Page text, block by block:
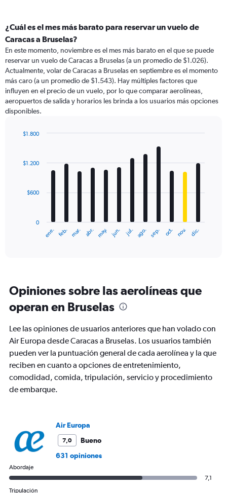
¿Cuál es el mes más barato para reservar un vuelo de
Caracas a Bruselas?
En este momento, noviembre es el mes más barato en el que se puede
reservar un vuelo de Caracas a Bruselas (a un promedio de $1.026).
Actualmente, volar de Caracas a Bruselas en septiembre es el momento
más caro (a un promedio de $1.543). Hay múltiples factores que
influyen en el precio de un vuelo, por lo que comparar aerolíneas,
aeropuertos de salida y horarios les brinda a los usuarios más opciones
disponibles.
with
12
The
categories.
chart
1
Y
axis
values.
Range:
0
ene. feb. mar. abr. may. jun. jul. ago. sep. oct. nov. dic.
0
$600
$1.200
$1.800
Opiniones sobre las aerolíneas que
operan en Bruselas
Lee las opiniones de usuarios anteriores que han volado con
Air Europa desde Caracas a Bruselas. Los usuarios también
pueden ver la puntuación general de cada aerolínea y la que
reciben en cuanto a opciones de entretenimiento,
comodidad, comida, tripulación, servicio y procedimiento
de embarque.
Air Europa
7,0
Bueno
631 opiniones
Abordaje
7,1
Tripulación